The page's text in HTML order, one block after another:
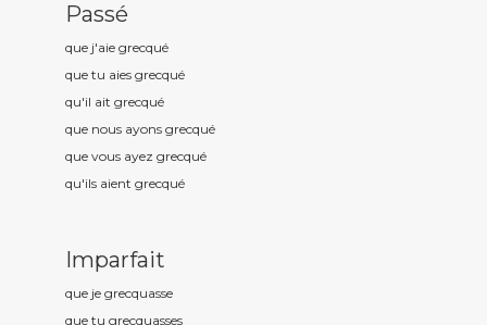
Passé
que j'aie grecqué
que tu aies grecqué
qu'il ait grecqué
que nous ayons grecqué
que vous ayez grecqué
qu'ils aient grecqué
Imparfait
que je grecquasse
que tu grecquasses